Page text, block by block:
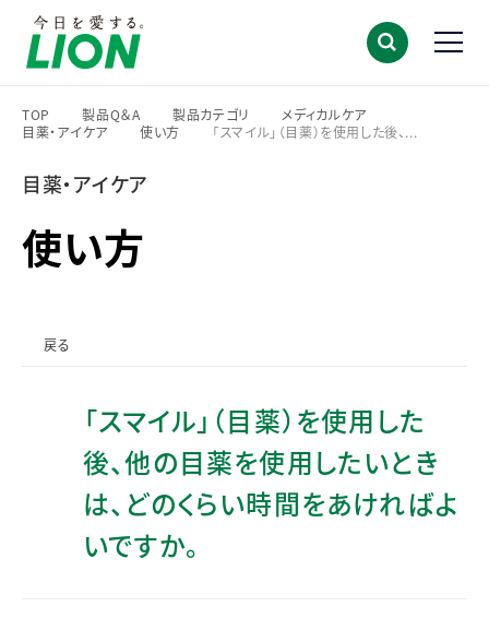
TOP
>
製品Q＆A
>
製品カテゴリ
>
メディカルケア
>
目薬・アイケア
使い方
「スマイル」（目薬）を使用した後、...
目薬・アイケア
使い方
戻る
「スマイル」（目薬）を使用した
後、他の目薬を使用したいとき
は、どのくらい時間をあければよ
いですか。